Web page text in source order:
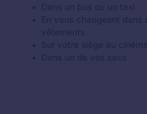
Dans un bus ou un taxi
En vous changeant dans
vêtements
Sur votre siège au cinéma
Dans un de vos sacs